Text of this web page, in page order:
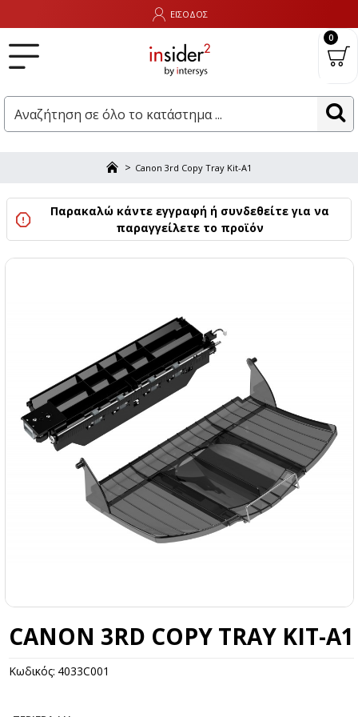
ΕΙΣΟΔΟΣ
0
Canon 3rd Copy Tray Kit-A1
Παρακαλώ κάντε εγγραφή ή συνδεθείτε για να
παραγγείλετε το προϊόν
CANON 3RD COPY TRAY KIT-A1
Κωδικός: 4033C001